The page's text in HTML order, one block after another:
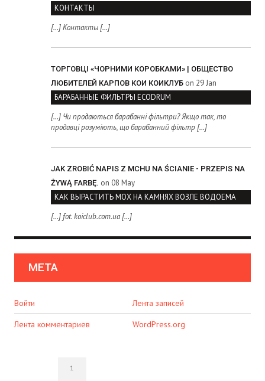
КОНТАКТЫ
[…] Контакты […]
ТОРГОВЦІ «ЧОРНИМИ КОРОБКАМИ» | ОБЩЕСТВО
ЛЮБИТЕЛЕЙ КАРПОВ КОИ КОИКЛУБ on 29 Jan
БАРАБАННЫЕ ФИЛЬТРЫ ECODRUM
[…] Чи продаються барабанні фільтри? Якщо так, то
продавці розуміють, що барабанний фільтр […]
JAK ZROBIĆ NAPIS Z MCHU NA ŚCIANIE - PRZEPIS NA
ŻYWĄ FARBĘ. on 08 May
КАК ВЫРАСТИТЬ МОХ НА КАМНЯХ ВОЗЛЕ ВОДОЕМА
[…] fot. koiclub.com.ua […]
МЕТА
Войти
Лента записей
Лента комментариев
WordPress.org
1